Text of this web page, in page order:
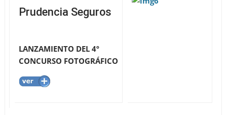
Prudencia Seguros
LANZAMIENTO DEL 4º
CONCURSO FOTOGRÁFICO